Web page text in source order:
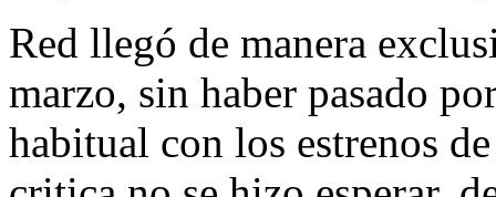
Red llegó de manera
marzo, sin haber pasado
habitual con los estrenos